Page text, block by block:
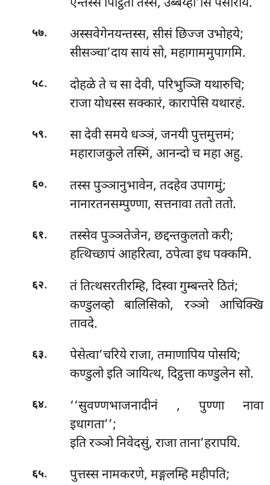
५७.
अस्सवेगेनयन्तस्स, सीसं छिज्ज उभोहये;
सीसञ्चा’दाय सायं सो, महागाममुपागमि.
५८.
दोहळे ते च सा देवी, परिभुञ्जि यथारुचि;
राजा योधस्स सक्कारं, कारापेसि यथारहं.
५९.
सा देवी समये धञ्ञं, जनयी पुत्तमुत्तमं;
महाराजकुले तस्मिं, आनन्दो च महा अहु.
६०.
तस्स पुञ्ञानुभावेन, तदहेव उपागमुं;
नानारतनसम्पुण्णा, सत्तनावा ततो ततो.
६१.
तस्सेव पुञ्ञतेजेन, छद्दन्तकुलतो करी;
हत्थिच्छापं आहरित्वा, ठपेत्वा इध पक्कमि.
६२.
तं तित्थसरतीरम्हि, दिस्वा गुम्बन्तरे ठितं;
कण्डुलव्हो बालिसिको, रञ्ञो आचिक्खि
तावदे.
६३.
पेसेत्वा’चरिये राजा, तमाणापिय पोसयि;
कण्डुलो इति ञायित्थ, दिट्ठत्ता कण्डुलेन सो.
६४. ‘‘सुवण्णभाजनादीनं , पुण्णा नावा
इधागता’’;
इति रञ्ञो निवेदसुं, राजा ताना’हरापयि.
६५.
पुत्तस्स नामकरणे, मङ्गलम्हि महीपति;